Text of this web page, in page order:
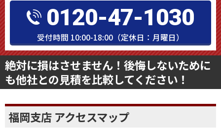
0120-47-1030
受付時間 10:00-18:00（定休日：月曜日）
絶対に損はさせません！後悔しないために
も他社との見積を比較してください！
福岡支店 アクセスマップ